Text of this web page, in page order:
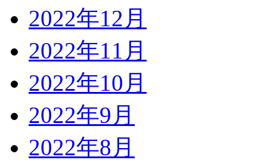
2022年12月
2022年11月
2022年10月
2022年9月
2022年8月